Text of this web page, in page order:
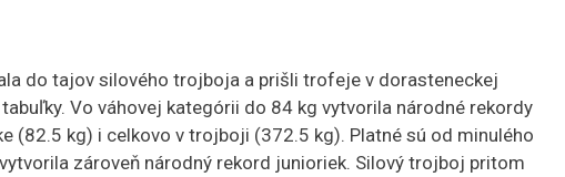
do tajov silového trojboja a prišli trofeje v dorasteneckej
Vo váhovej kategórii do 84 kg vytvorila národné rekordy
(82.5 kg) i celkovo v trojboji (372.5 kg). Platné sú od minulého
zároveň národný rekord junioriek. Silový trojboj pritom